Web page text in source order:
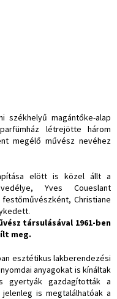
székhelyű magántőke-alap
létrejötte három
megélő művész nevéhez
elött is közel állt a
Yves Coueslant
Christiane
társulásával 1961-ben
meg.
esztétikus lakberendezési
anyagokat is kínáltak
gyertyák gazdagították a
is megtalálhatóak a